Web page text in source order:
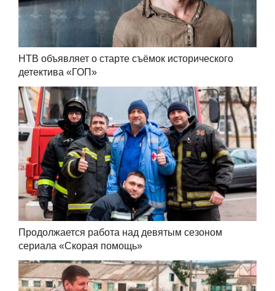
НТВ объявляет о старте съёмок исторического
детектива «ГОП»
Продолжается работа над девятым сезоном
сериала «Скорая помощь»